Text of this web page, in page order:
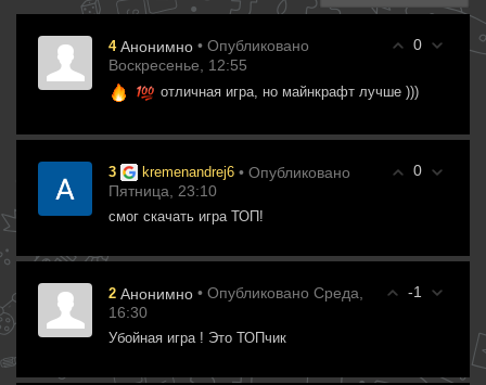
0
4 Анонимно • Опубликовано
Воскресенье, 12:55
отличная игра, но майнкрафт лучше )))
0
3 kremenandrej6 • Опубликовано
Пятница, 23:10
смог скачать игра ТОП!
-1
2 Анонимно • Опубликовано Среда,
16:30
Убойная игра ! Это ТОПчик